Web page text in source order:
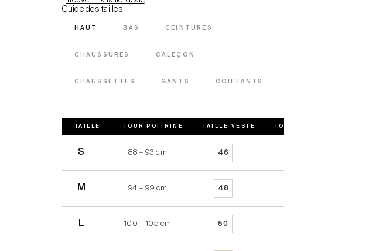
Guide des tailles
HAUT BAS CEINTURES
CHAUSSURES CALEÇON
CHAUSSETTES GANTS COIFFANTS
TAILLE TOUR POITRINE TAILLE VESTE TOUR POITRINE VESTE
S 88 – 93 cm 46
M 94 – 99 cm 48
L 100 – 105 cm 50